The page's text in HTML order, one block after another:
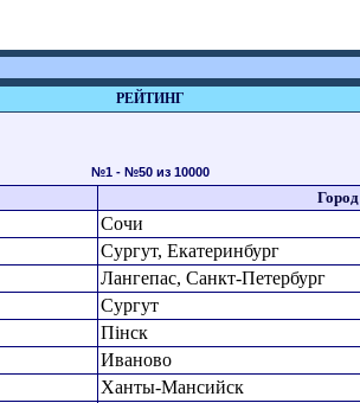
РЕЙТИНГ
№1 - №50 из 10000
Город
Сочи
Сургут, Екатеринбург
Лангепас, Санкт-Петербург
Сургут
Пінск
Иваново
Ханты-Мансийск